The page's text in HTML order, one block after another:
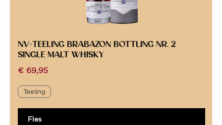
NV-TEELING BRABAZON BOTTLING NR. 2
SINGLE MALT WHISKY
€ 69,95
Teeling
Fles